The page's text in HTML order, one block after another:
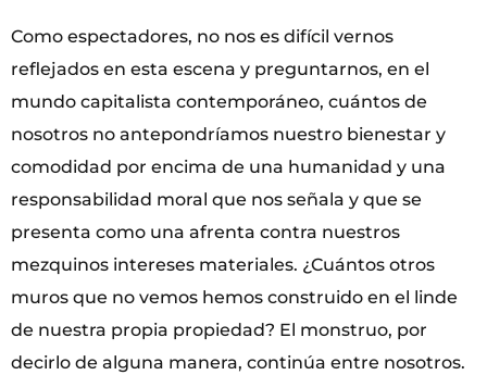
Como espectadores, no nos es difícil vernos
reflejados en esta escena y preguntarnos, en el
mundo capitalista contemporáneo, cuántos de
nosotros no antepondríamos nuestro bienestar y
comodidad por encima de una humanidad y una
responsabilidad moral que nos señala y que se
presenta como una afrenta contra nuestros
mezquinos intereses materiales. ¿Cuántos otros
muros que no vemos hemos construido en el linde
de nuestra propia propiedad? El monstruo, por
decirlo de alguna manera, continúa entre nosotros.